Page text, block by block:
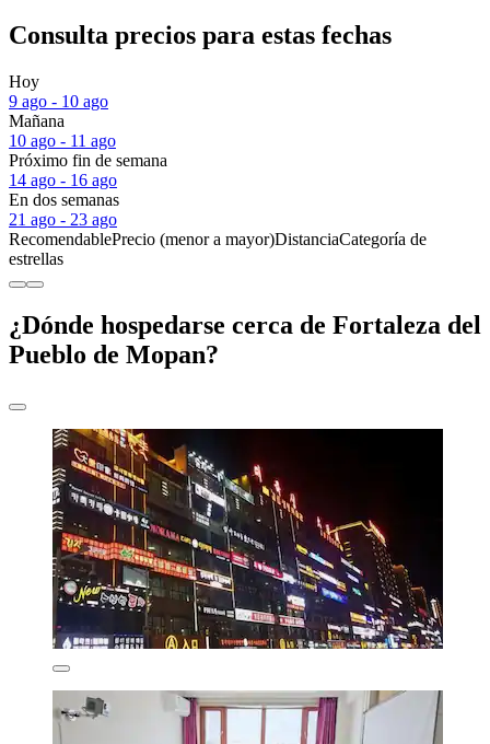
Consulta precios para estas fechas
Hoy
9 ago - 10 ago
Mañana
10 ago - 11 ago
Próximo fin de semana
14 ago - 16 ago
En dos semanas
21 ago - 23 ago
RecomendablePrecio (menor a mayor)DistanciaCategoría de
estrellas
¿Dónde hospedarse cerca de Fortaleza del
Pueblo de Mopan?